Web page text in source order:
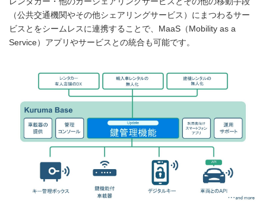
（公共交通機関やその他シェアリングサービス）にまつわるサー
ビスとをシームレスに連携することで、MaaS（Mobility as a
Service）アプリやサービスとの統合も可能です。